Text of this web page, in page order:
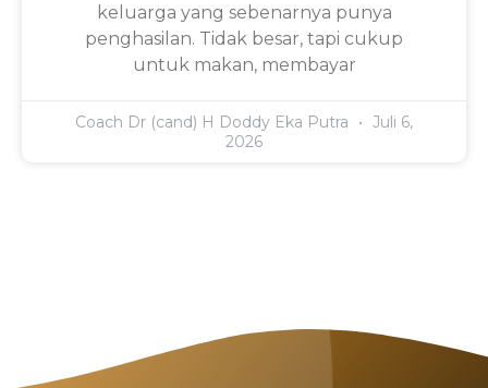
keluarga yang sebenarnya punya
penghasilan. Tidak besar, tapi cukup
untuk makan, membayar
Coach Dr (cand) H Doddy Eka Putra
Juli 6,
2026